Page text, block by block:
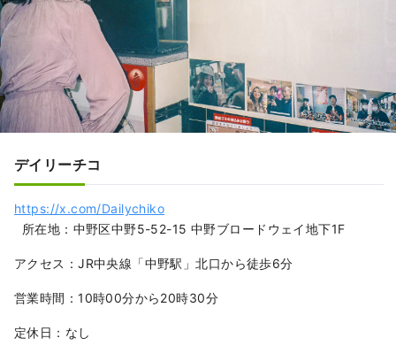
デイリーチコ
https://x.com/Dailychiko
所在地：中野区中野5-52-15 中野ブロードウェイ地下1F
アクセス：JR中央線「中野駅」北口から徒歩6分
営業時間：10時00分から20時30分
定休日：なし